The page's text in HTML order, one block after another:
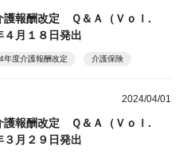
護報酬改定 Ｑ＆Ａ（Ｖｏｌ.
４月１８日発出
年度介護報酬改定 介護保険
2024/04/01
護報酬改定 Ｑ＆Ａ（Ｖｏｌ.
３月２９日発出